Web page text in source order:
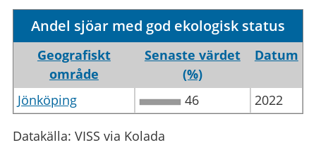
Andel sjöar med god ekologisk status
Geografiskt
område
Senaste värdet
(%)
Datum
Jönköping 46 2022
Datakälla: VISS via Kolada